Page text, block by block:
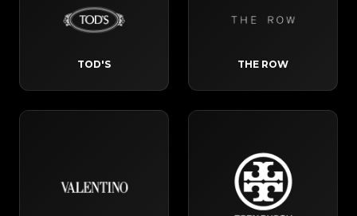
THE ROW
TOD'S